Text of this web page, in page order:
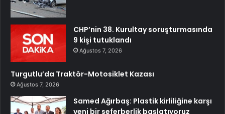
CHP’nin 38. Kurultay soruşturmasında
9 kişi tutuklandı
Ağustos 7, 2026
Turgutlu’da Traktör-Motosiklet Kazası
Ağustos 7, 2026
Samed Ağırbaş: Plastik kirliliğine karşı
yeni bir seferberlik başlatıyoruz